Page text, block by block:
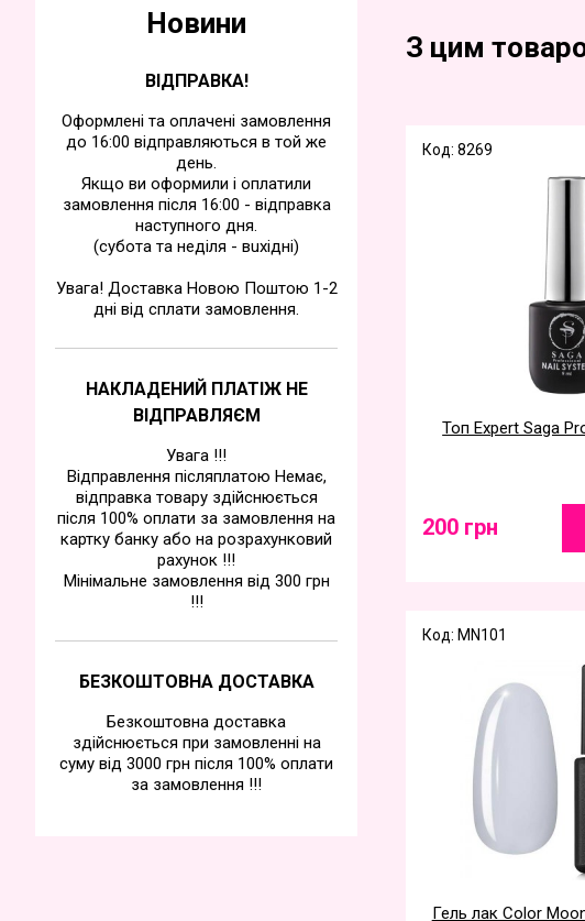
Новини
ВІДПРАВКА!
Оформлені та оплачені замовлення
до 16:00 відправляються в той же
день.
Якщо ви оформили і оплатили
замовлення після 16:00 - відправка
наступного дня.
(субота та недiля - вuхiднi)
Увага! Доставка Новою Поштою 1-2
дні від сплати замовлення.
НАКЛАДЕНИЙ ПЛАТІЖ НЕ
ВІДПРАВЛЯЄМ
Увага !!!
Відправлення післяплатою Немає,
відправка товару здійснюється
після 100% оплати за замовлення на
картку банку або на розрахунковий
рахунок !!!
Мінімальне замовлення від 300 грн
!!!
БЕЗКОШТОВНА ДОСТАВКА
Безкоштовна доставка
здійснюється при замовленні на
суму від 3000 грн після 100% оплати
за замовлення !!!
З цим
Код: 8269
Топ Expert Saga
200 грн
Код: MN101
Гель лак Color